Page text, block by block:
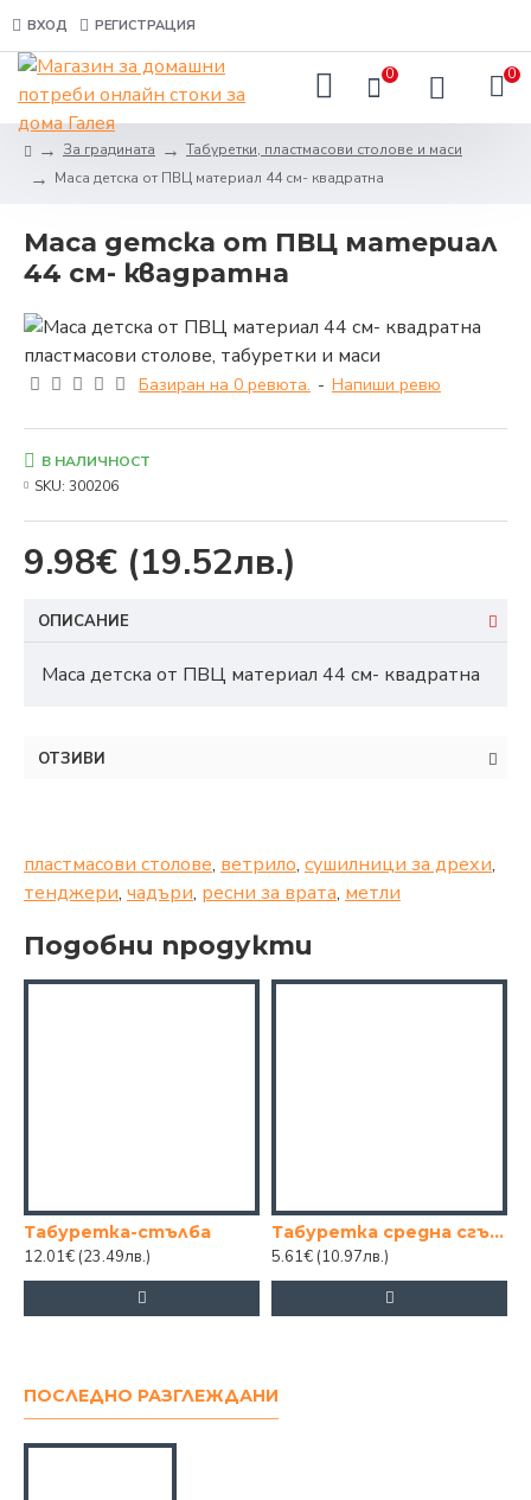
ВХОД РЕГИСТРАЦИЯ
0 0
За градината
Табуретки, пластмасови столове и маси
Маса детска от ПВЦ материал 44 см- квадратна
Маса детска от ПВЦ материал
44 см- квадратна
Базиран на 0 ревюта. - Напиши ревю
9.98€ (19.52лв.)
В НАЛИЧНОСТ
SKU: 300206
ОПИСАНИЕ
Маса детска от ПВЦ материал 44 см- квадратна
ОТЗИВИ
пластмасови столове, ветрило, сушилници за дрехи,
тенджери, чадъри, ресни за врата, метли
Подобни продукти
Табуретка-стълба
12.01€ (23.49лв.)
Табуретка средна сгъваема
5.61€ (10.97лв.)
ПОСЛЕДНО РАЗГЛЕЖДАНИ